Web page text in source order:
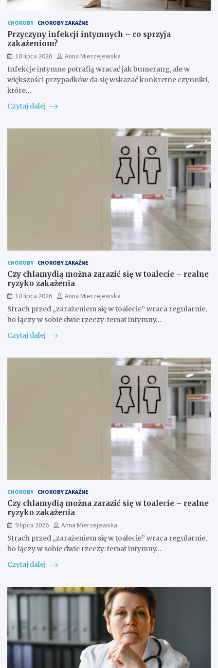
CHOROBY CHOROBY ZAKAŹNE
Przyczyny infekcji intymnych – co sprzyja
zakażeniom?
10 lipca 2026
Anna Mierzejewska
Infekcje intymne potrafią wracać jak bumerang, ale w
większości przypadków da się wskazać konkretne czynniki,
które…
Czytaj dalej
CHOROBY CHOROBY ZAKAŹNE
Czy chlamydią można zarazić się w toalecie – realne
ryzyko zakażenia
10 lipca 2026
Anna Mierzejewska
Strach przed „zarażeniem się w toalecie” wraca regularnie,
bo łączy w sobie dwie rzeczy: temat intymny…
Czytaj dalej
CHOROBY CHOROBY ZAKAŹNE
Czy chlamydią można zarazić się w toalecie – realne
ryzyko zakażenia
9 lipca 2026
Anna Mierzejewska
Strach przed „zarażeniem się w toalecie” wraca regularnie,
bo łączy w sobie dwie rzeczy: temat intymny…
Czytaj dalej